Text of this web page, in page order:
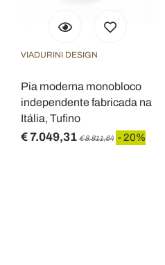
VIADURINI DESIGN
Pia moderna monobloco
independente fabricada na
Itália, Tufino
€ 7.049,31 € 8.811,64 - 20%